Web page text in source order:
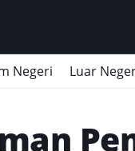
Negeri Luar